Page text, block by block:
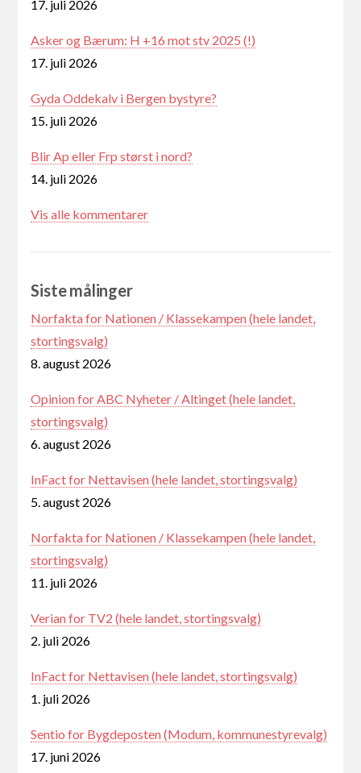
17. juli 2026
Asker og Bærum: H +16 mot stv 2025 (!)
17. juli 2026
Gyda Oddekalv i Bergen bystyre?
15. juli 2026
Blir Ap eller Frp størst i nord?
14. juli 2026
Vis alle kommentarer
Siste målinger
Norfakta for Nationen / Klassekampen (hele landet,
stortingsvalg)
8. august 2026
Opinion for ABC Nyheter / Altinget (hele landet,
stortingsvalg)
6. august 2026
InFact for Nettavisen (hele landet, stortingsvalg)
5. august 2026
Norfakta for Nationen / Klassekampen (hele landet,
stortingsvalg)
11. juli 2026
Verian for TV2 (hele landet, stortingsvalg)
2. juli 2026
InFact for Nettavisen (hele landet, stortingsvalg)
1. juli 2026
Sentio for Bygdeposten (Modum, kommunestyrevalg)
17. juni 2026